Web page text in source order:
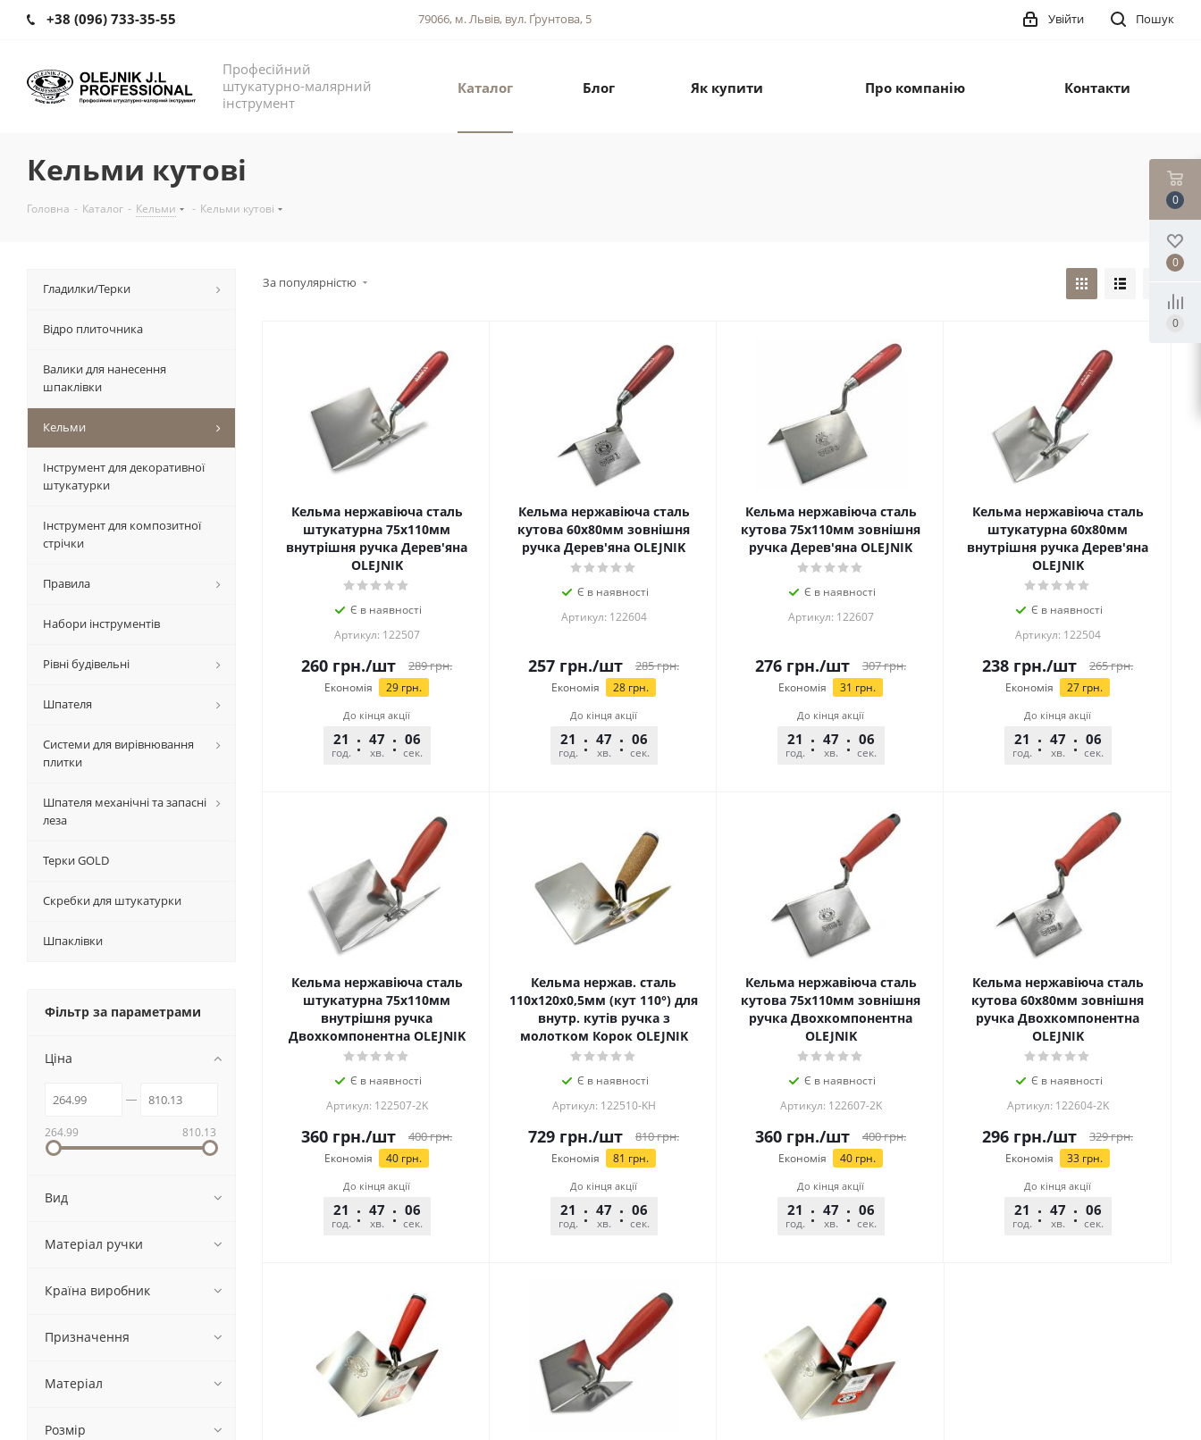
+38 (096) 733-35-55 79066, м. Львів, вул. Ґрунтова, 5 Пошук
Увійти
Професійний
штукатурно-малярний
інструмент
Каталог Блог Як купити Про компанію Контакти
Кельми кутові
Головна - Каталог - Кельми - Кельми кутові
За популярністю
Кельма нержавіюча сталь
штукатурна 75х110мм
внутрішня ручка Дерев'яна
OLEJNIK
Є в наявності
Артикул: 122507
260 грн./шт 289грн.
Економія 29 грн.
До кінця акції
21
год.
47
хв.
06
сек.
Кельма нержавіюча сталь
кутова 60х80мм зовнішня
ручка Дерев'яна OLEJNIK
Є в наявності
Артикул: 122604
257 грн./шт 285грн.
Економія 28 грн.
До кінця акції
21
год.
47
хв.
06
сек.
Кельма нержавіюча сталь
кутова 75х110мм зовнішня
ручка Дерев'яна OLEJNIK
Є в наявності
Артикул: 122607
276 грн./шт 307грн.
Економія 31 грн.
До кінця акції
21
год.
47
хв.
06
сек.
Кельма нержавіюча сталь
штукатурна 60х80мм
внутрішня ручка Дерев'яна
OLEJNIK
Є в наявності
Артикул: 122504
238 грн./шт 265грн.
Економія 27 грн.
До кінця акції
21
год.
47
хв.
06
сек.
Кельма нержавіюча сталь
штукатурна 75х110мм
внутрішня ручка
Двохкомпонентна OLEJNIK
Є в наявності
Артикул: 122507-2K
360 грн./шт 400грн.
Економія 40 грн.
До кінця акції
21
год.
47
хв.
06
сек.
Кельма нержав. сталь
110х120х0,5мм (кут 110°) для
внутр. кутів ручка з
молотком Корок OLEJNIK
Є в наявності
Артикул: 122510-KH
729 грн./шт 810грн.
Економія 81 грн.
До кінця акції
21
год.
47
хв.
06
сек.
Кельма нержавіюча сталь
кутова 75х110мм зовнішня
ручка Двохкомпонентна
OLEJNIK
Є в наявності
Артикул: 122607-2K
360 грн./шт 400грн.
Економія 40 грн.
До кінця акції
21
год.
47
хв.
06
сек.
Кельма нержавіюча сталь
кутова 60х80мм зовнішня
ручка Двохкомпонентна
OLEJNIK
Є в наявності
Артикул: 122604-2K
296 грн./шт 329грн.
Економія 33 грн.
До кінця акції
21
год.
47
хв.
06
сек.
Гладилки/Терки
Відро плиточника
Валики для нанесення
шпаклівки
Кельми
Інструмент для декоративної
штукатурки
Інструмент для композитної
стрічки
Правила
Набори інструментів
Рівні будівельні
Шпателя
Системи для вирівнювання
плитки
Шпателя механічні та запасні
леза
Терки GOLD
Скребки для штукатурки
Шпаклівки
Фільтр за параметрами
Ціна
264.99 810.13
Вид
Матеріал ручки
Країна виробник
Призначення
Матеріал
Розмір
0
0
0